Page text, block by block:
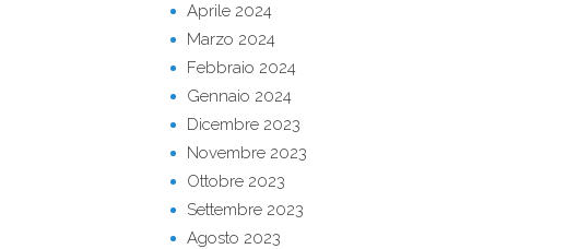
Aprile 2024
Marzo 2024
Febbraio 2024
Gennaio 2024
Dicembre 2023
Novembre 2023
Ottobre 2023
Settembre 2023
Agosto 2023